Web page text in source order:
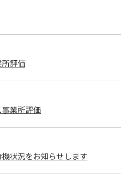
評価
業所評価
状況をお知らせします